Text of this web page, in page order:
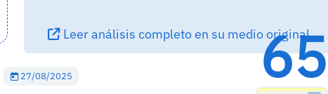
Leer análisis completo en su medio original
65
27/08/2025